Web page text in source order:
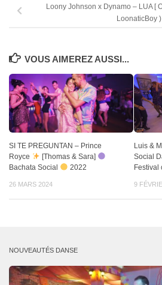
Loony Johnson x Dynamo – LUA [
LoonaticBoy )
VOUS AIMEREZ AUSSI...
SI TE PREGUNTAN – Prince
Royce
[Thomas & Sara]
Bachata Social
2022
26 MARS 2024
Luis &
Social
Festival
9
NOUVEAUTÉS DANSE